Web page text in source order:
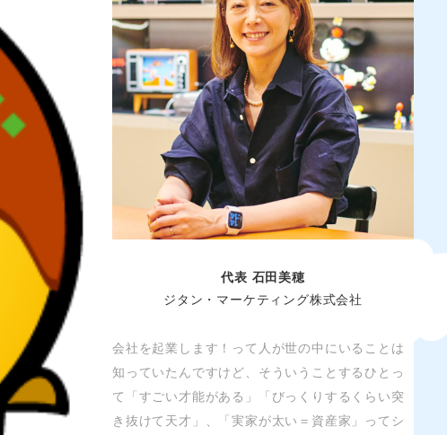
代表 石田美穂
ジタン・マーケティング株式会社
会社を起業します！って人が世の中にいることは
知っていたんですけど、そういうことするひとっ
て「すごい才能がある」「びっくりするくらい突
き抜けて天才」、「実家が太い＝資産家」ってシ